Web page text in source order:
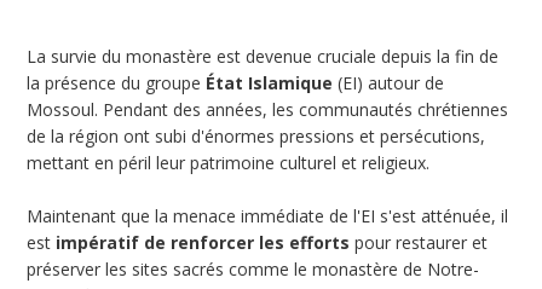
La survie du monastère est devenue cruciale depuis la fin de
la présence du groupe État Islamique (EI) autour de
Mossoul. Pendant des années, les communautés chrétiennes
de la région ont subi d'énormes pressions et persécutions,
mettant en péril leur patrimoine culturel et religieux.
Maintenant que la menace immédiate de l'EI s'est atténuée, il
est impératif de renforcer les efforts pour restaurer et
préserver les sites sacrés comme le monastère de Notre-